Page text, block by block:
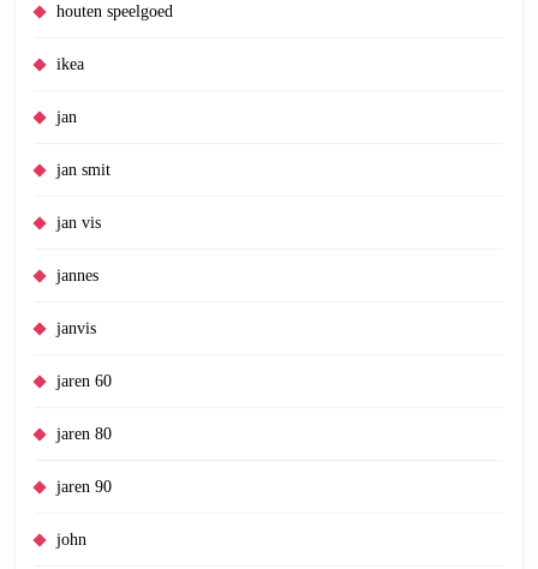
houten speelgoed
ikea
jan
jan smit
jan vis
jannes
janvis
jaren 60
jaren 80
jaren 90
john